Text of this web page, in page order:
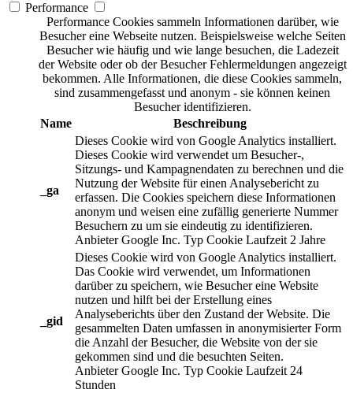
Performance
Performance Cookies sammeln Informationen darüber, wie
Besucher eine Webseite nutzen. Beispielsweise welche Seiten
Besucher wie häufig und wie lange besuchen, die Ladezeit
der Website oder ob der Besucher Fehlermeldungen angezeigt
bekommen. Alle Informationen, die diese Cookies sammeln,
sind zusammengefasst und anonym - sie können keinen
Besucher identifizieren.
Name
Beschreibung
_ga
Dieses Cookie wird von Google Analytics installiert.
Dieses Cookie wird verwendet um Besucher-,
Sitzungs- und Kampagnendaten zu berechnen und die
Nutzung der Website für einen Analysebericht zu
erfassen. Die Cookies speichern diese Informationen
anonym und weisen eine zufällig generierte Nummer
Besuchern zu um sie eindeutig zu identifizieren.
Anbieter Google Inc. Typ Cookie Laufzeit 2 Jahre
_gid
Dieses Cookie wird von Google Analytics installiert.
Das Cookie wird verwendet, um Informationen
darüber zu speichern, wie Besucher eine Website
nutzen und hilft bei der Erstellung eines
Analyseberichts über den Zustand der Website. Die
gesammelten Daten umfassen in anonymisierter Form
die Anzahl der Besucher, die Website von der sie
gekommen sind und die besuchten Seiten.
Anbieter Google Inc. Typ Cookie Laufzeit 24
Stunden